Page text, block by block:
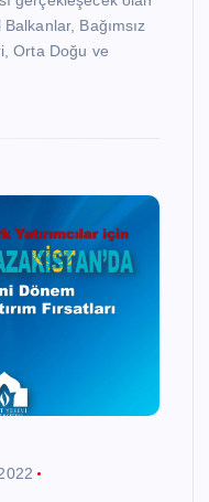
Bağımsız
Orta Doğu ve